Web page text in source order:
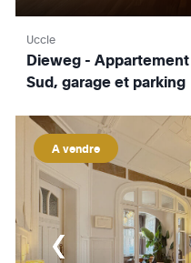
Uccle
Dieweg -
Sud, garage et parking
A vendre